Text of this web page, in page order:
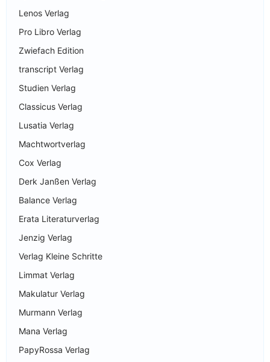
Lenos Verlag
Pro Libro Verlag
Zwiefach Edition
transcript Verlag
Studien Verlag
Classicus Verlag
Lusatia Verlag
Machtwortverlag
Cox Verlag
Derk Janßen Verlag
Balance Verlag
Erata Literaturverlag
Jenzig Verlag
Verlag Kleine Schritte
Limmat Verlag
Makulatur Verlag
Murmann Verlag
Mana Verlag
PapyRossa Verlag